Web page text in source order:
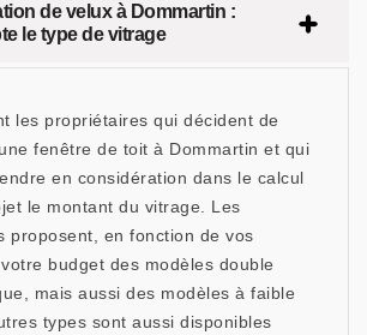
de velux à Dommartin :
le type de vitrage
les propriétaires qui décident de
fenêtre de toit à Dommartin et qui
en considération dans le calcul
le montant du vitrage. Les
proposent, en fonction de vos
budget des modèles double
mais aussi des modèles à faible
types sont aussi disponibles